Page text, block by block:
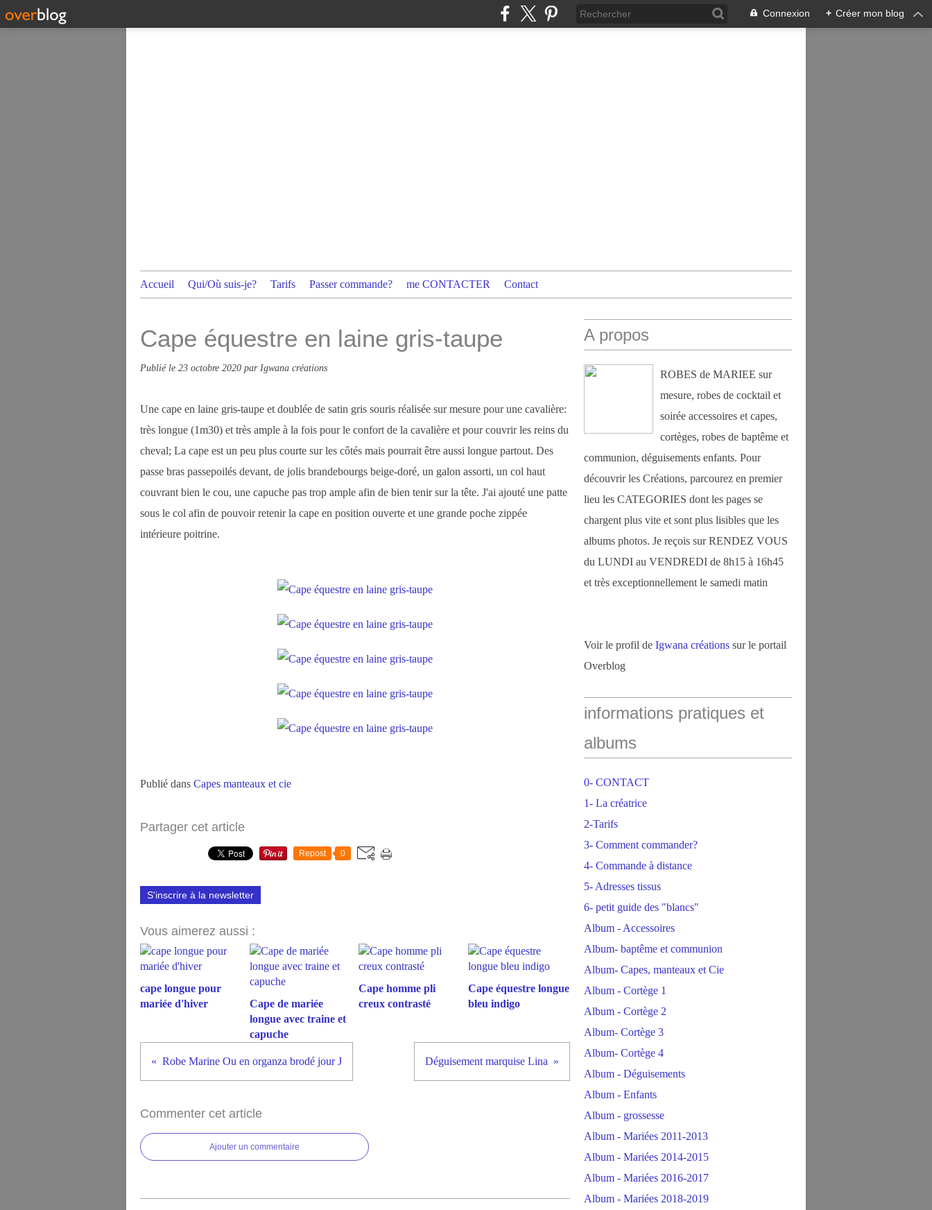
Connexion + Créer mon blog
Accueil Qui/Où suis-je? Tarifs Passer commande? me CONTACTER Contact
Cape équestre en laine gris-taupe
Publié le 23 octobre 2020 par Igwana créations
Une cape en laine gris-taupe et doublée de satin gris souris réalisée sur mesure pour une cavalière:
très longue (1m30) et très ample à la fois pour le confort de la cavalière et pour couvrir les reins du
cheval; La cape est un peu plus courte sur les côtés mais pourrait être aussi longue partout. Des
passe bras passepoilés devant, de jolis brandebourgs beige-doré, un galon assorti, un col haut
couvrant bien le cou, une capuche pas trop ample afin de bien tenir sur la tête. J'ai ajouté une patte
sous le col afin de pouvoir retenir la cape en position ouverte et une grande poche zippée
intérieure poitrine.
Publié dans Capes manteaux et cie
Partager cet article
Repost 0
S'inscrire à la newsletter
Vous aimerez aussi :
cape longue pour
mariée d'hiver
Cape de mariée
longue avec traine et
capuche
Cape homme pli
creux contrasté
Cape équestre longue
bleu indigo
Robe Marine Ou en organza brodé jour J Déguisement marquise Lina
Commenter cet article
Ajouter un commentaire
A propos
ROBES de MARIEE sur
mesure, robes de cocktail et
soirée accessoires et capes,
cortèges, robes de baptême et
communion, déguisements enfants. Pour
découvrir les Créations, parcourez en premier
lieu les CATEGORIES dont les pages se
chargent plus vite et sont plus lisibles que les
albums photos. Je reçois sur RENDEZ VOUS
du LUNDI au VENDREDI de 8h15 à 16h45
et très exceptionnellement le samedi matin
Voir le profil de Igwana créations sur le portail
Overblog
informations pratiques et
albums
0- CONTACT
1- La créatrice
2-Tarifs
3- Comment commander?
4- Commande à distance
5- Adresses tissus
6- petit guide des "blancs"
Album - Accessoires
Album- baptême et communion
Album- Capes, manteaux et Cie
Album - Cortège 1
Album - Cortège 2
Album- Cortège 3
Album- Cortège 4
Album - Déguisements
Album - Enfants
Album - grossesse
Album - Mariées 2011-2013
Album - Mariées 2014-2015
Album - Mariées 2016-2017
Album - Mariées 2018-2019